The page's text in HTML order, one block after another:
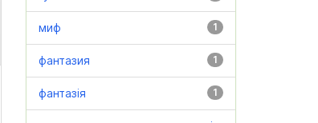
1
миф
1
фантазия
1
фантазія